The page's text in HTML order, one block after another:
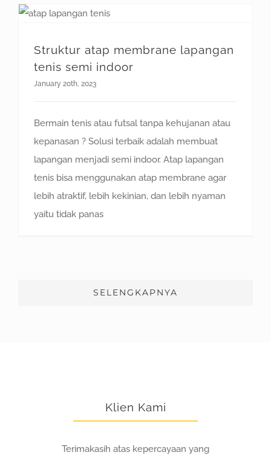
Struktur atap membrane lapangan
tenis semi indoor
January 20th, 2023
Bermain tenis atau futsal tanpa kehujanan atau
kepanasan ? Solusi terbaik adalah membuat
lapangan menjadi semi indoor. Atap lapangan
tenis bisa menggunakan atap membrane agar
lebih atraktif, lebih kekinian, dan lebih nyaman
yaitu tidak panas
SELENGKAPNYA
Klien Kami
Terimakasih atas kepercayaan yang